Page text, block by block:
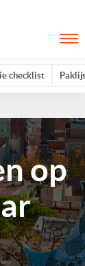
checklist
op